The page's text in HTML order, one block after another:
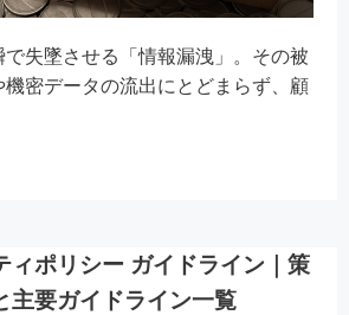
失墜させる「情報漏洩」。その被
密データの流出にとどまらず、顧
ィポリシー ガイドライン｜策
主要ガイドライン一覧